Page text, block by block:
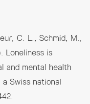
C. L., Schmid, M.,
Loneliness is
and mental health
Swiss national